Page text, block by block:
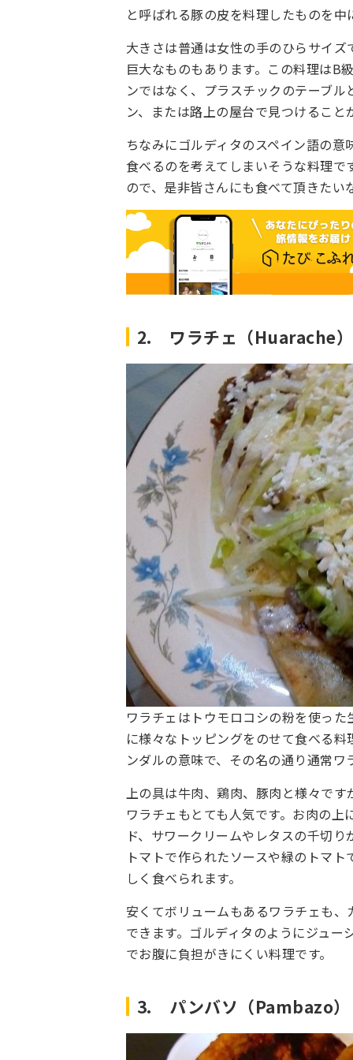
と呼ばれる豚の皮を料理したものを中
大きさは普通は女性の手のひらサイ
巨大なものもあります。この料理はB
ンではなく、プラスチックのテーブ
ン、または路上の屋台で見つけること
ちなみにゴルディタのスペイン語の
食べるのを考えてしまいそうな料理
ので、是非皆さんにも食べて頂きたい
2. ワラチェ（Huarache）
ワラチェはトウモロコシの粉を使っ
に様々なトッピングをのせて食べる
ンダルの意味で、その名の通り通常
上の具は牛肉、鶏肉、豚肉と様々で
ワラチェもとても人気です。お肉の
ド、サワークリームやレタスの千切
トマトで作られたソースや緑のトマ
しく食べられます。
安くてボリュームもあるワラチェも
できます。ゴルディタのようにジュー
でお腹に負担がきにくい料理です。
3. パンバソ（Pambazo）